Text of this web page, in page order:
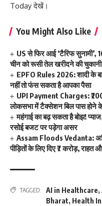
Todayदेखें।
You Might Also Like
US से फिर आई ‘टैरिफ सुनामी’,
चीन को रूसी तेल खरीदने की चुकानी
EPFO Rules 2026: शादी के
नहीं तो फंस सकता है आपका पैसा
UPI Payment Charges:
लोकसभा में टैक्सेशन बिल पास होने
महंगाई का बढ़ सकता है बोझ!
रसोई बजट पर पड़ेगा असर
Assam Floods Vedanta:
पीड़ितों के लिए दिए ₹7 करोड़, राहत
TAGGED: AI in Healthcare,
Bharat, Health